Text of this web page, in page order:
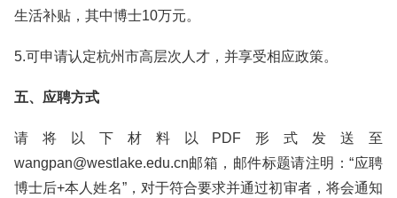
生活补贴，其中博士10万元。
5.可申请认定杭州市高层次人才，并享受相应政策。
五、应聘方式
请将以下材料以PDF形式发送至
wangpan@westlake.edu.cn邮箱，邮件标题请注明：“应聘
博士后+本人姓名”，对于符合要求并通过初审者，将会通知